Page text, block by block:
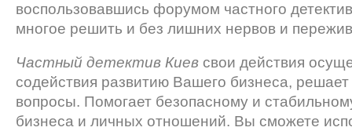
воспользовавшись форумом частного
многое решить и без лишних нервов и
Частный детектив Киев свои действия
содействия развитию Вашего бизнеса,
вопросы. Помогает безопасному и
бизнеса и личных отношений. Вы сможете